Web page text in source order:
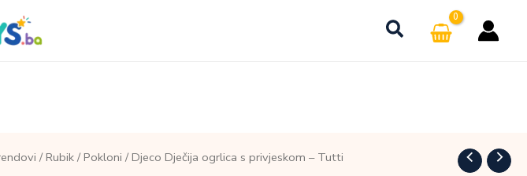
/ Rubik/ Pokloni / Djeco Dječija ogrlica s privjeskom – Tutti